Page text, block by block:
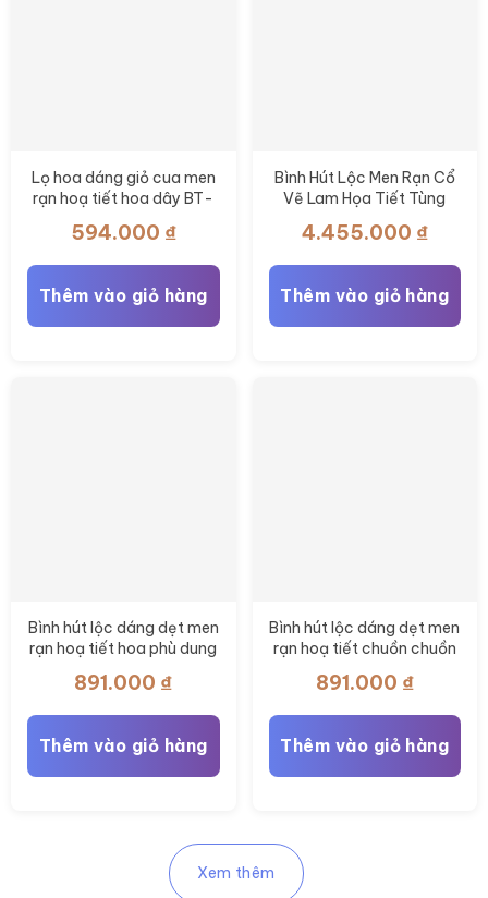
Lọ hoa dáng giỏ cua men
rạn hoạ tiết hoa dây BT-
594.000 ₫
Thêm vào giỏ hàng
Bình Hút Lộc Men Rạn Cổ
Vẽ Lam Họa Tiết Tùng
4.455.000 ₫
Thêm vào giỏ hàng
Bình hút lộc dáng dẹt men
rạn hoạ tiết hoa phù dung
891.000 ₫
Thêm vào giỏ hàng
Bình hút lộc dáng dẹt men
rạn hoạ tiết chuồn chuồn
891.000 ₫
Thêm vào giỏ hàng
Xem thêm